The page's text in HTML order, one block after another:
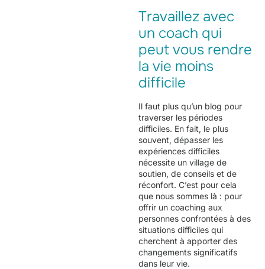
Travaillez avec
un coach qui
peut vous rendre
la vie moins
difficile
Il faut plus qu’un blog pour
traverser les périodes
difficiles. En fait, le plus
souvent, dépasser les
expériences difficiles
nécessite un village de
soutien, de conseils et de
réconfort. C’est pour cela
que nous sommes là : pour
offrir un coaching aux
personnes confrontées à des
situations difficiles qui
cherchent à apporter des
changements significatifs
dans leur vie.